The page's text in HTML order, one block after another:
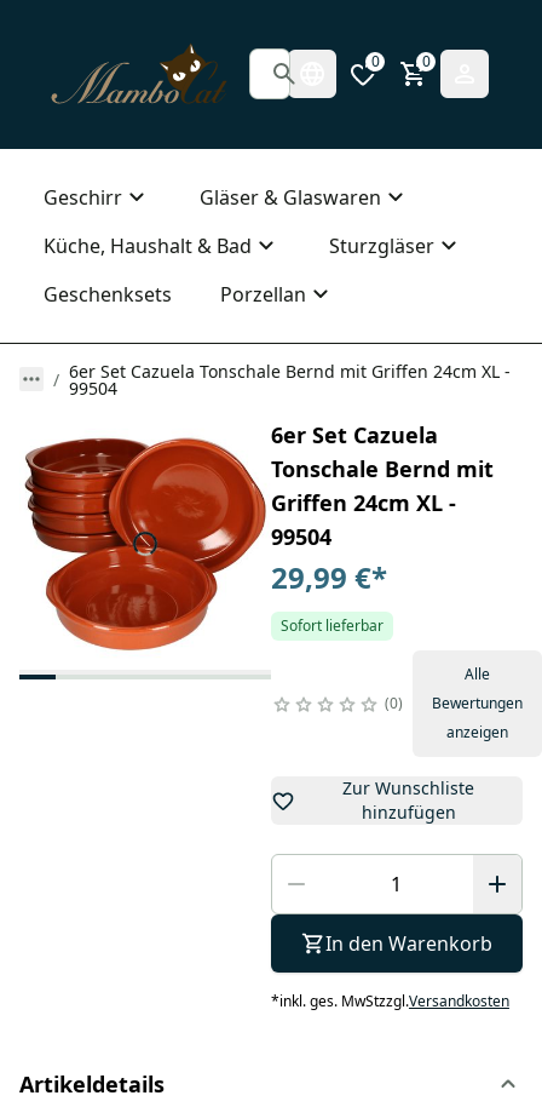
0 0
Geschirr
Gläser & Glaswaren
Küche, Haushalt & Bad
Sturzgläser
Geschenksets
Porzellan
6er Set Cazuela Tonschale Bernd mit Griffen 24cm XL -
99504
6er Set Cazuela
Tonschale Bernd mit
Griffen 24cm XL -
99504
29,99 €*
Sofort lieferbar
0
Alle
Bewertungen
anzeigen
Zur Wunschliste
hinzufügen
In den Warenkorb
*inkl. ges. MwStzzgl.Versandkosten
Artikeldetails